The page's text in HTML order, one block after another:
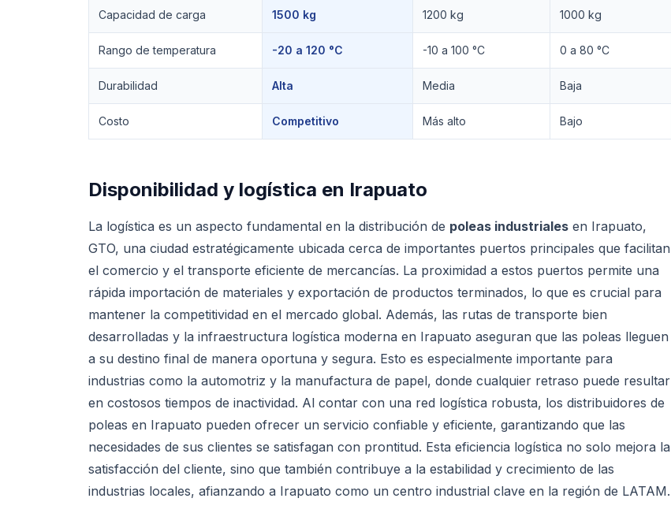
Capacidad de carga 1500 kg 1200 kg 1000 kg
Rango de temperatura -20 a 120 °C -10 a 100 °C 0 a 80 °C
Durabilidad Alta Media Baja
Costo Competitivo Más alto Bajo
Disponibilidad y logística en Irapuato
La logística es un aspecto fundamental en la distribución de poleas industriales en Irapuato,
GTO, una ciudad estratégicamente ubicada cerca de importantes puertos principales que facilitan
el comercio y el transporte eficiente de mercancías. La proximidad a estos puertos permite una
rápida importación de materiales y exportación de productos terminados, lo que es crucial para
mantener la competitividad en el mercado global. Además, las rutas de transporte bien
desarrolladas y la infraestructura logística moderna en Irapuato aseguran que las poleas lleguen
a su destino final de manera oportuna y segura. Esto es especialmente importante para
industrias como la automotriz y la manufactura de papel, donde cualquier retraso puede resultar
en costosos tiempos de inactividad. Al contar con una red logística robusta, los distribuidores de
poleas en Irapuato pueden ofrecer un servicio confiable y eficiente, garantizando que las
necesidades de sus clientes se satisfagan con prontitud. Esta eficiencia logística no solo mejora la
satisfacción del cliente, sino que también contribuye a la estabilidad y crecimiento de las
industrias locales, afianzando a Irapuato como un centro industrial clave en la región de LATAM.